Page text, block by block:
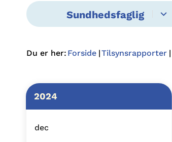
Sundhedsfaglig
Du er her: Forside Tilsynsrapporter
2024
dec